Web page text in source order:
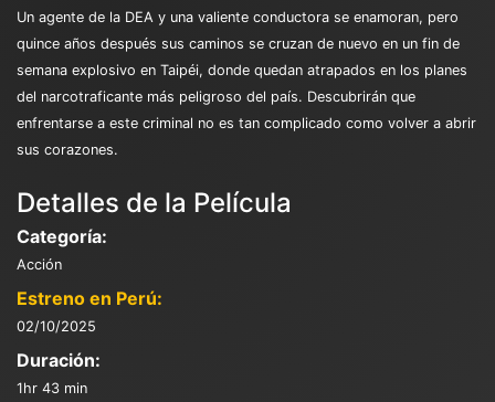
Un agente de la DEA y una valiente conductora se enamoran, pero
quince años después sus caminos se cruzan de nuevo en un fin de
semana explosivo en Taipéi, donde quedan atrapados en los planes
del narcotraficante más peligroso del país. Descubrirán que
enfrentarse a este criminal no es tan complicado como volver a abrir
sus corazones.
Detalles de la Película
Categoría:
Acción
Estreno en Perú:
02/10/2025
Duración:
1hr 43 min